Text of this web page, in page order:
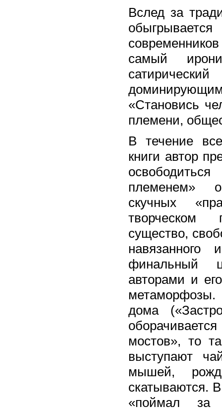
Вслед за
самый
«Становись
племени,
В течение
книги автор
племенем»
скучных
творческом
существо,
финальный
авторами и
метаморфозы.
дома
мостов», то
выступают
мышей,
скатываются.
«поймал за